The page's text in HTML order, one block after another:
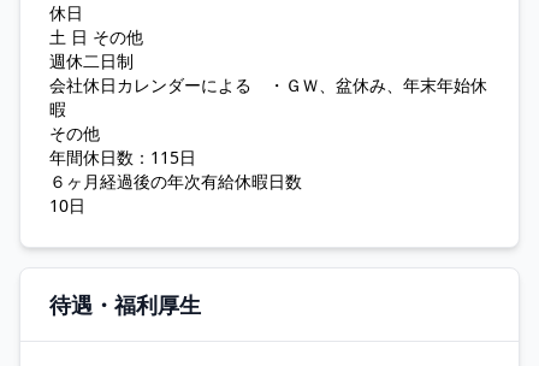
休日
土 日 その他
週休二日制
会社休日カレンダーによる ・ＧＷ、盆休み、年末年始休
暇
その他
年間休日数：115日
６ヶ月経過後の年次有給休暇日数
10日
待遇・福利厚生